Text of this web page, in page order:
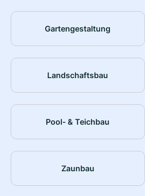
Gartengestaltung
Landschaftsbau
Pool- & Teichbau
Zaunbau